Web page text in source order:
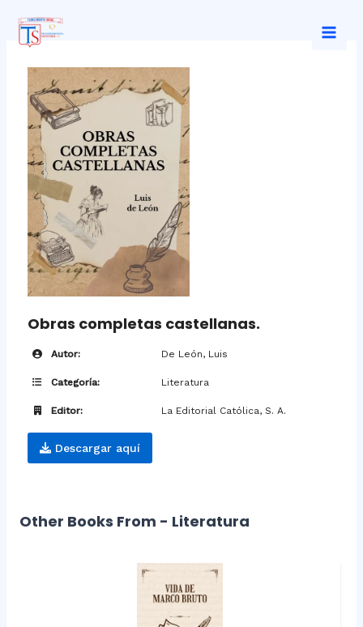
contenido
Obras completas castellanas.
Autor: De León, Luis
Categoría: Literatura
Editor: La Editorial Católica, S. A.
Descargar aquí
Other Books From - Literatura